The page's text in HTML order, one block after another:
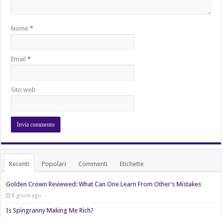
Nome*
Email*
Sito web
Recenti Popolari Commenti Etichette
Golden Crown Reviewed: What Can One Learn From Other’s Mistakes
8 giorni ago
Is Spingranny Making Me Rich?